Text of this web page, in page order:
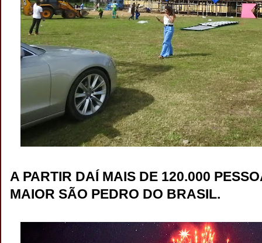
A PARTIR DAÍ MAIS DE 120.000
MAIOR SÃO PEDRO DO BRASIL.